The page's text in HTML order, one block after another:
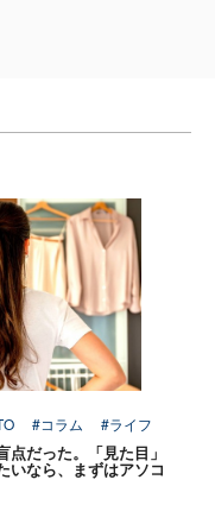
#コラム #ライフ
点だった。「見た目」
いなら、まずはアソコ